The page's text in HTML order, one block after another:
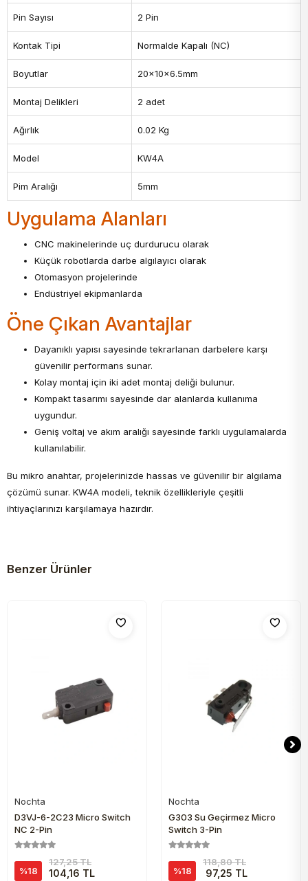
Pin Sayısı 2 Pin
Kontak Tipi Normalde Kapalı (NC)
Boyutlar 20x10x6.5mm
Montaj Delikleri 2 adet
Ağırlık 0.02 Kg
Model KW4A
Pim Aralığı 5mm
Uygulama Alanları
CNC makinelerinde uç durdurucu olarak
Küçük robotlarda darbe algılayıcı olarak
Otomasyon projelerinde
Endüstriyel ekipmanlarda
Öne Çıkan Avantajlar
Dayanıklı yapısı sayesinde tekrarlanan darbelere karşı
güvenilir performans sunar.
Kolay montaj için iki adet montaj deliği bulunur.
Kompakt tasarımı sayesinde dar alanlarda kullanıma
uygundur.
Geniş voltaj ve akım aralığı sayesinde farklı uygulamalarda
kullanılabilir.
Bu mikro anahtar, projelerinizde hassas ve güvenilir bir algılama
çözümü sunar. KW4A modeli, teknik özellikleriyle çeşitli
ihtiyaçlarınızı karşılamaya hazırdır.
Benzer Ürünler
Nochta
D3VJ-6-2C23 Micro Switch
NC 2-Pin
%18
127,25 TL
104,16 TL
Nochta
G303 Su Geçirmez Micro
Switch 3-Pin
%18
118,80 TL
97,25 TL